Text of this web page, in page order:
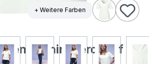
+ Weitere Farben
T-Shirt Gerda off